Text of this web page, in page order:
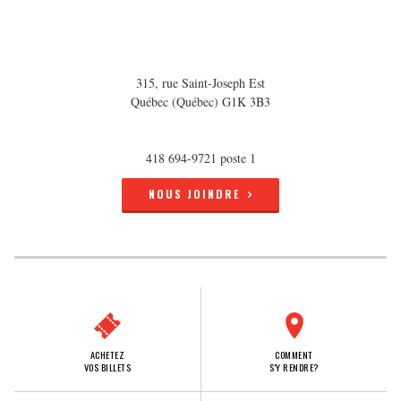
315, rue Saint-Joseph Est
Québec (Québec) G1K 3B3
418 694-9721 poste 1
NOUS JOINDRE
ACHETEZ
VOS BILLETS
COMMENT
S'Y RENDRE?